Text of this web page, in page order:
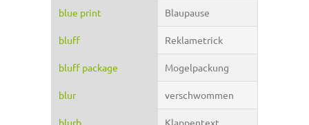
blue print Blaupause
bluff Reklametrick
bluff package Mogelpackung
blur verschwommen
blurb Klappentext